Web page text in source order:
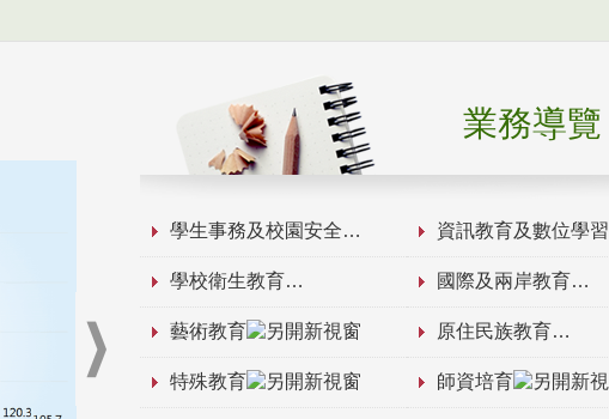
業務導覽
學生事務及校園安全 資訊教育及數位學習
學校衛生教育 國際及兩岸教育
藝術教育 原住民族教育
特殊教育 師資培育